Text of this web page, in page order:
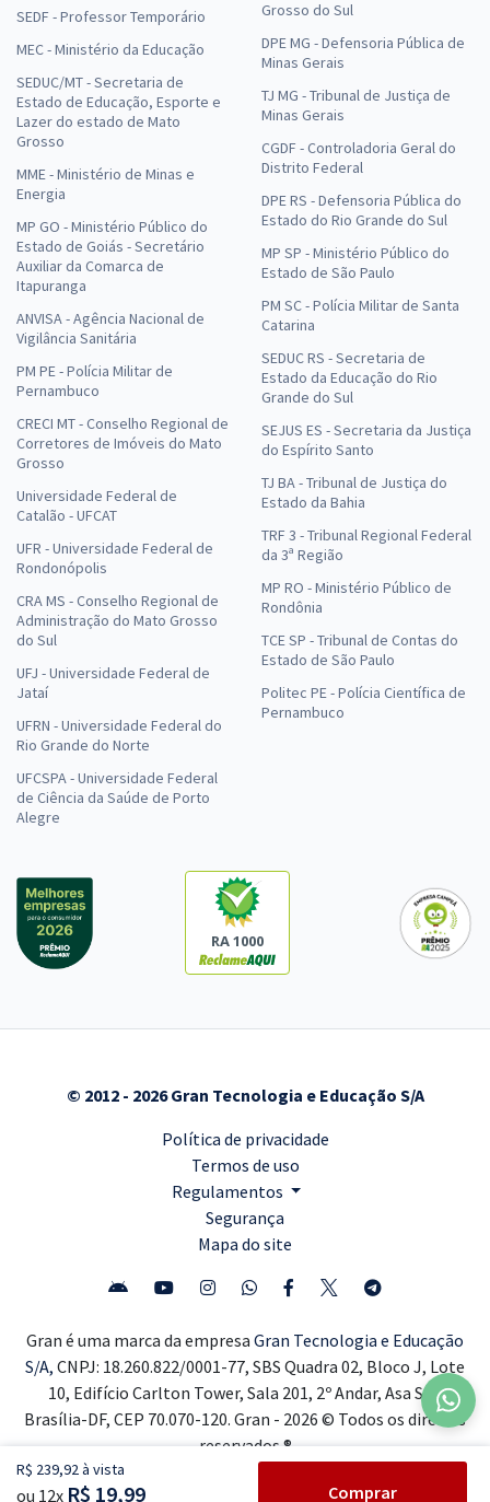
R$ 239,92 à vista
ou 12x R$ 19,99 Comprar
SEDF - Professor Temporário
MEC - Ministério da Educação
SEDUC/MT - Secretaria de
Estado de Educação, Esporte e
Lazer do estado de Mato
Grosso
MME - Ministério de Minas e
Energia
MP GO - Ministério Público do
Estado de Goiás - Secretário
Auxiliar da Comarca de
Itapuranga
ANVISA - Agência Nacional de
Vigilância Sanitária
PM PE - Polícia Militar de
Pernambuco
CRECI MT - Conselho Regional de
Corretores de Imóveis do Mato
Grosso
Universidade Federal de
Catalão - UFCAT
UFR - Universidade Federal de
Rondonópolis
CRA MS - Conselho Regional de
Administração do Mato Grosso
do Sul
UFJ - Universidade Federal de
Jataí
UFRN - Universidade Federal do
Rio Grande do Norte
UFCSPA - Universidade Federal
de Ciência da Saúde de Porto
Alegre
Grosso do Sul
DPE MG - Defensoria Pública de
Minas Gerais
TJ MG - Tribunal de Justiça de
Minas Gerais
CGDF - Controladoria Geral do
Distrito Federal
DPE RS - Defensoria Pública do
Estado do Rio Grande do Sul
MP SP - Ministério Público do
Estado de São Paulo
PM SC - Polícia Militar de Santa
Catarina
SEDUC RS - Secretaria de
Estado da Educação do Rio
Grande do Sul
SEJUS ES - Secretaria da Justiça
do Espírito Santo
TJ BA - Tribunal de Justiça do
Estado da Bahia
TRF 3 - Tribunal Regional Federal
da 3ª Região
MP RO - Ministério Público de
Rondônia
TCE SP - Tribunal de Contas do
Estado de São Paulo
Politec PE - Polícia Científica de
Pernambuco
RA 1000
© 2012 - 2026 Gran Tecnologia e Educação S/A
Política de privacidade
Termos de uso
Regulamentos
Segurança
Mapa do site
Gran é uma marca da empresa Gran Tecnologia e Educação
S/A, CNPJ: 18.260.822/0001-77, SBS Quadra 02, Bloco J, Lote
10, Edifício Carlton Tower, Sala 201, 2º Andar, Asa Sul,
Brasília-DF, CEP 70.070-120. Gran - 2026 © Todos os direitos
reservados ®